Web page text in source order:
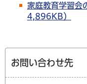
家庭教育学習会
4,896KB）
お問い合わせ先